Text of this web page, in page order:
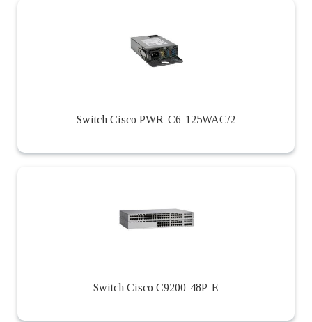
Switch Cisco PWR-C6-125WAC/2
Switch Cisco C9200-48P-E